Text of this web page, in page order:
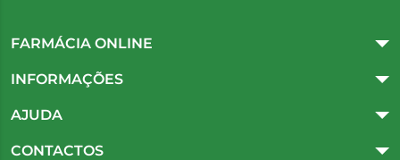
FARMÁCIA ONLINE
INFORMAÇÕES
AJUDA
CONTACTOS